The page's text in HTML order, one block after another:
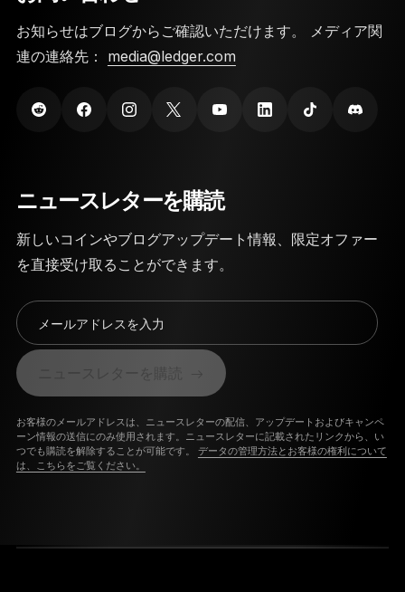
お知らせはブログからご確認いただけます。 メディア関
連の連絡先：
media@ledger.com
ニュースレターを購読
新しいコインやブログアップデート情報、限定オファー
を直接受け取ることができます。
メールアドレスを入力
お客様のメールアドレスは、ニュースレターの配信、アップデートおよびキャンペ
ーン情報の送信にのみ使用されます。ニュースレターに記載されたリンクから、い
つでも購読を解除することが可能です。 データの管理方法とお客様の権利について
は、こちらをご覧ください。